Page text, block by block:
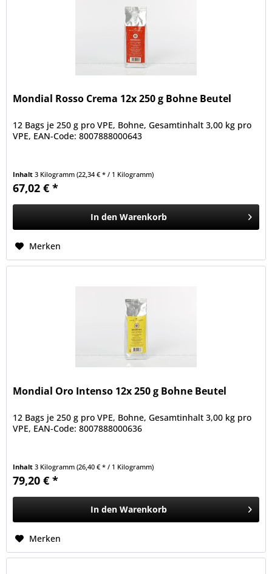
Mondial Rosso Crema 12x 250 g Bohne Beutel
12 Bags je 250 g pro VPE, Bohne, Gesamtinhalt 3,00 kg pro
VPE, EAN-Code: 8007888000643
Inhalt3 Kilogramm(22,34 € * / 1 Kilogramm)
67,02 € *
In den Warenkorb
Merken
Mondial Oro Intenso 12x 250 g Bohne Beutel
12 Bags je 250 g pro VPE, Bohne, Gesamtinhalt 3,00 kg pro
VPE, EAN-Code: 8007888000636
Inhalt3 Kilogramm(26,40 € * / 1 Kilogramm)
79,20 € *
In den Warenkorb
Merken